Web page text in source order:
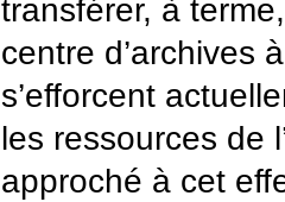
transférer, à
centre d’archives
s’efforcent
les ressources de
approché à cet